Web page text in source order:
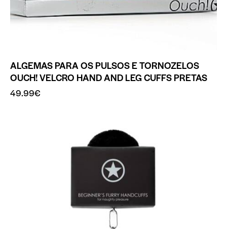
ALGEMAS PARA OS PULSOS E TORNOZELOS
OUCH! VELCRO HAND AND LEG CUFFS PRETAS
49.99€